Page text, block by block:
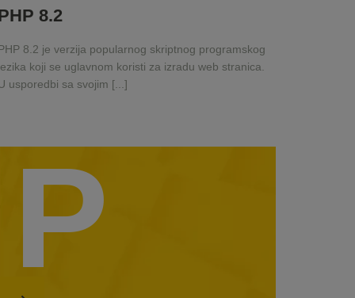
8.2
8.2 je verzija popularnog skriptnog programskog
koji se uglavnom koristi za izradu web stranica.
usporedbi sa svojim [...]
P